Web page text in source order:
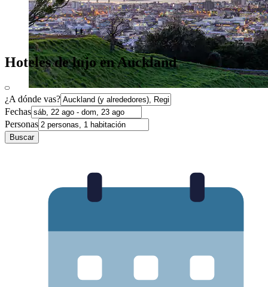
Hoteles de lujo en Auckland
¿A dónde vas?
Fechas
Personas
Buscar